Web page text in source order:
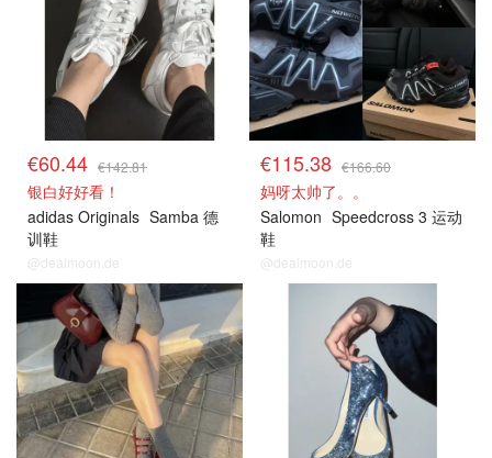
€60.44 €142.81
银白好好看！
adidas Originals Samba 德
训鞋
@dealmoon.de
€115.38 €166.60
妈呀太帅了。。
Salomon Speedcross 3 运动
鞋
@dealmoon.de